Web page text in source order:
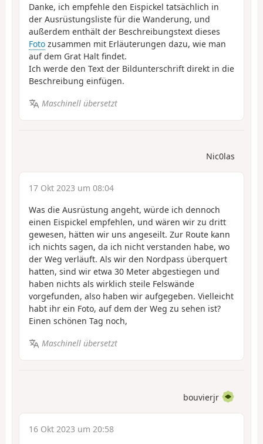
Danke, ich empfehle den Eispickel tatsächlich in
der Ausrüstungsliste für die Wanderung, und
außerdem enthält der Beschreibungstext dieses
Foto zusammen mit Erläuterungen dazu, wie man
auf dem Grat Halt findet.
Ich werde den Text der Bildunterschrift direkt in die
Beschreibung einfügen.
Maschinell übersetzt
Nic0las
17 Okt 2023 um 08:04
Was die Ausrüstung angeht, würde ich dennoch
einen Eispickel empfehlen, und wären wir zu dritt
gewesen, hätten wir uns angeseilt. Zur Route kann
ich nichts sagen, da ich nicht verstanden habe, wo
der Weg verläuft. Als wir den Nordpass überquert
hatten, sind wir etwa 30 Meter abgestiegen und
haben nichts als wirklich steile Felswände
vorgefunden, also haben wir aufgegeben. Vielleicht
habt ihr ein Foto, auf dem der Weg zu sehen ist?
Einen schönen Tag noch,
Maschinell übersetzt
bouvierjr
16 Okt 2023 um 20:58